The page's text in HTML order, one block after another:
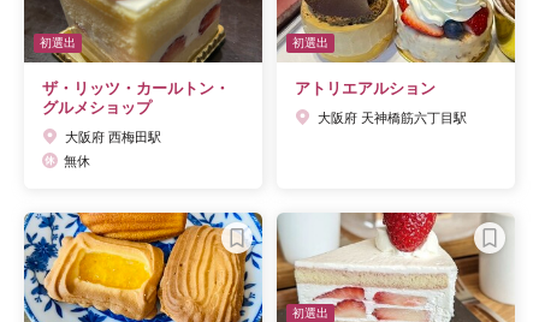
初選出
ザ・リッツ・カールトン・
グルメショップ
大阪府 西梅田駅
無休
初選出
アトリエアルション
大阪府 天神橋筋六丁目駅
初選出